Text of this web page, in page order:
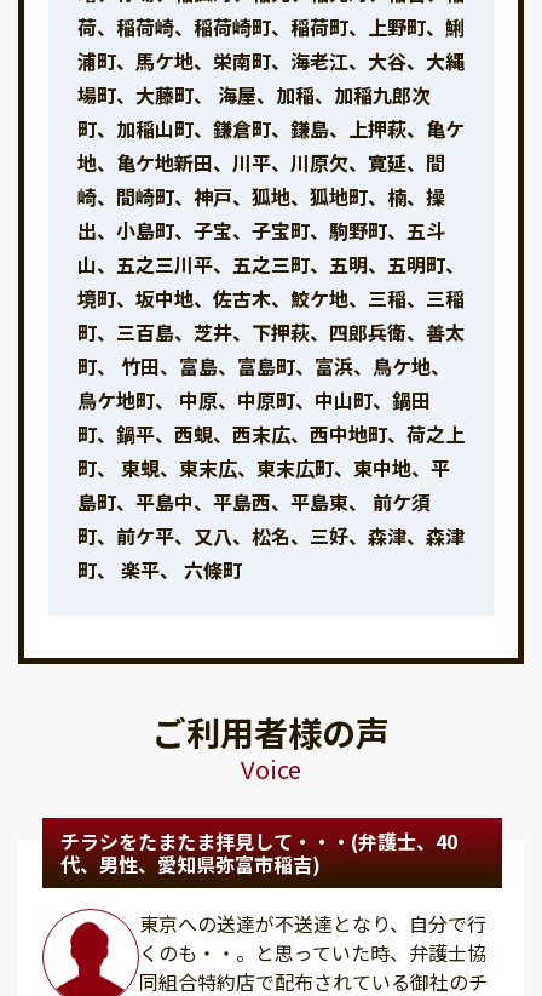
荷、稲荷崎、稲荷崎町、稲荷町、上野町、鯏
浦町、馬ケ地、栄南町、海老江、大谷、大縄
場町、大藤町、 海屋、加稲、加稲九郎次
町、加稲山町、鎌倉町、鎌島、上押萩、亀ケ
地、亀ケ地新田、川平、川原欠、寛延、間
崎、間崎町、神戸、狐地、狐地町、楠、操
出、小島町、子宝、子宝町、駒野町、五斗
山、五之三川平、五之三町、五明、五明町、
境町、坂中地、佐古木、鮫ケ地、三稲、三稲
町、三百島、芝井、下押萩、四郎兵衛、善太
町、 竹田、富島、富島町、富浜、鳥ケ地、
鳥ケ地町、 中原、中原町、中山町、鍋田
町、鍋平、西蜆、西末広、西中地町、荷之上
町、 東蜆、東末広、東末広町、東中地、平
島町、平島中、平島西、平島東、 前ケ須
町、前ケ平、又八、松名、三好、森津、森津
町、 楽平、 六條町
ご利用者様の声
Voice
チラシをたまたま拝見して・・・(弁護士、40
代、男性、愛知県弥富市稲吉)
東京への送達が不送達となり、自分で行
くのも・・。と思っていた時、弁護士協
同組合特約店で配布されている御社のチ